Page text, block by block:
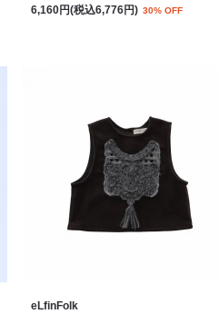
6,160円(税込6,776円) 30% OFF
eLfinFolk